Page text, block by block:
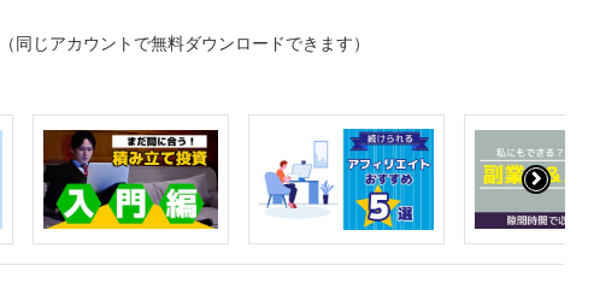
（同じアカウントで無料ダウンロードできます）